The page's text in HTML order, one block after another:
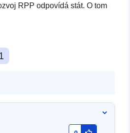
RPP odpovídá stát. O tom